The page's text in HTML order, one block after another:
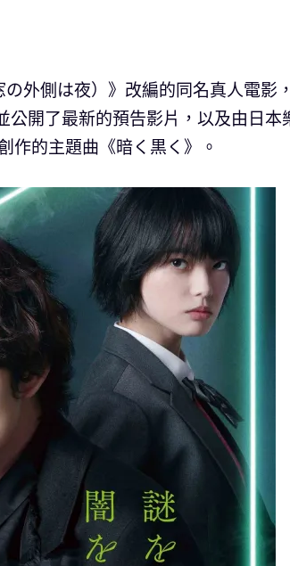
外側は夜）》改編的同名真人電影
開了最新的預告影片，以及由日本
作的主題曲《暗く黒く》。